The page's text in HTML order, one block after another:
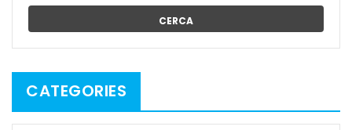
CERCA
CATEGORIES